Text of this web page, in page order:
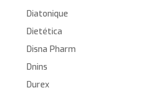
Diatonique
Dietética
Disna Pharm
Dnins
Durex